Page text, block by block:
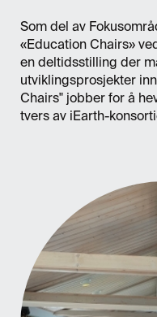
Som del av
«Education Chairs»
en deltidsstilling der
utviklingsprosjekter
Chairs" jobber for å
tvers av iEarth-